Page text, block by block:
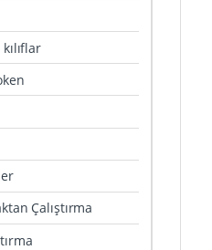
Çalıştırma